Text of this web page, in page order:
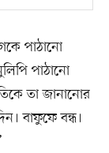
পাঠানো
পাঠানো
তা জানানোর
বাফুফে বন্ধ।